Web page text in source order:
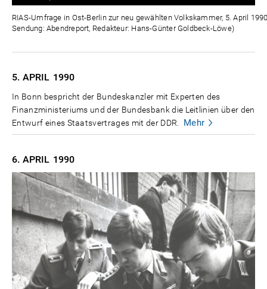
Zeit
RIAS-Umfrage in Ost-Berlin zur neu gewählten Volkskammer, 5. April
Sendung: Abendreport, Redakteur: Hans-Günter Goldbeck-Löwe)
5. APRIL 1990
In Bonn bespricht der Bundeskanzler mit Experten des
Finanzministeriums und der Bundesbank die Leitlinien über den
Entwurf eines Staatsvertrages mit der DDR.
Mehr
6. APRIL 1990